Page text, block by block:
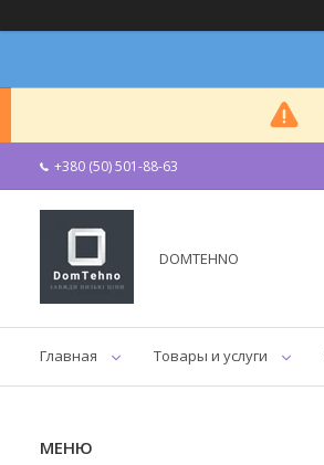
+380 (50) 501-88-63
DOMTEHNO
Главная Товары и услуги